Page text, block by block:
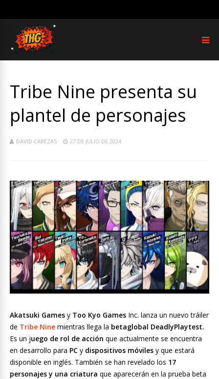
Tribe Nine presenta su
plantel de personajes
DAVID CABEZAS 27 DE JULIO DE 2024
Akatsuki Games y Too Kyo Games Inc. lanza un nuevo tráiler
de Tribe Nine mientras llega la betaglobal DeadlyPlaytest.
Es un juego de rol de acción que actualmente se encuentra
en desarrollo para PC y dispositivos móviles y que estará
disponible en inglés. También se han revelado los 17
personajes y una criatura que aparecerán en la prueba beta